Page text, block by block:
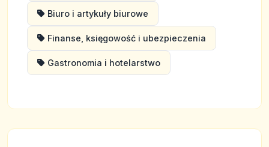
Biuro i artykuły biurowe
Finanse, księgowość i ubezpieczenia
Gastronomia i hotelarstwo